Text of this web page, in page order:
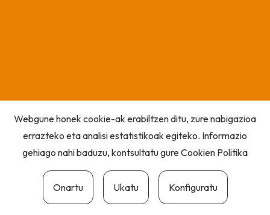
Webgune honek cookie-ak erabiltzen ditu, zure nabigazioa
errazteko eta analisi estatistikoak egiteko. Informazio
gehiago nahi baduzu, kontsultatu gureCookien Politika
Onartu Ukatu Konfiguratu